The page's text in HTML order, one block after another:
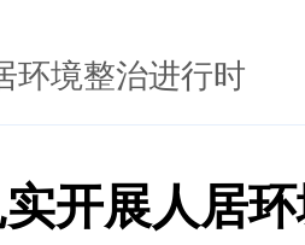
环境整治进行时
开展人居